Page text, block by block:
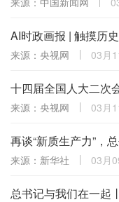
AI时政画报 | 触摸历史
来源：央视网 03月
十四届全国人大二次
来源：央视网 03月
再谈“新质生产力”，
来源：新华社 03月
总书记与我们在一起